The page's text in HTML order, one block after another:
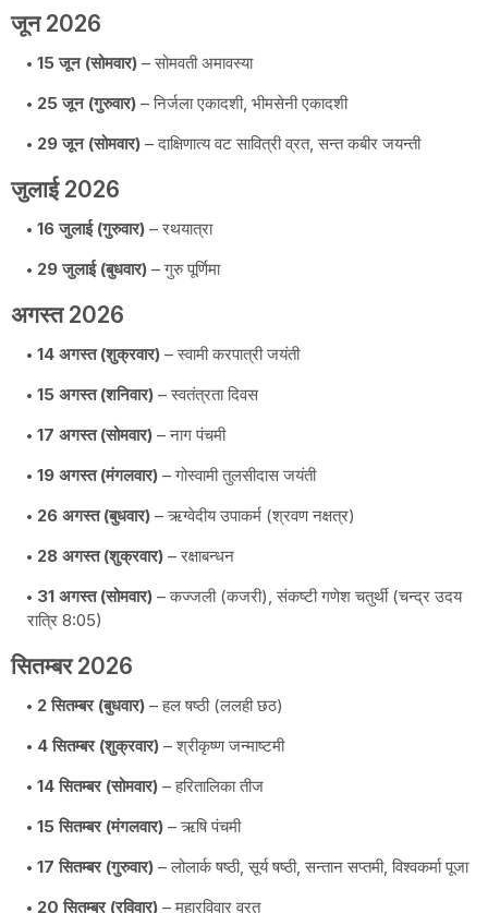
जून 2026
15 जून (सोमवार) – सोमवती अमावस्या
25 जून (गुरुवार) – निर्जला एकादशी, भीमसेनी एकादशी
29 जून (सोमवार) – दाक्षिणात्य वट सावित्री व्रत, सन्त कबीर जयन्ती
जुलाई 2026
16 जुलाई (गुरुवार) – रथयात्रा
29 जुलाई (बुधवार) – गुरु पूर्णिमा
अगस्त 2026
14 अगस्त (शुक्रवार) – स्वामी करपात्री जयंती
15 अगस्त (शनिवार) – स्वतंत्रता दिवस
17 अगस्त (सोमवार) – नाग पंचमी
19 अगस्त (मंगलवार) – गोस्वामी तुलसीदास जयंती
26 अगस्त (बुधवार) – ऋग्वेदीय उपाकर्म (श्रवण नक्षत्र)
28 अगस्त (शुक्रवार) – रक्षाबन्धन
31 अगस्त (सोमवार) – कज्जली (कजरी), संकष्टी गणेश चतुर्थी (चन्द्र उदय
रात्रि 8:05)
सितम्बर 2026
2 सितम्बर (बुधवार) – हल षष्ठी (ललही छठ)
4 सितम्बर (शुक्रवार) – श्रीकृष्ण जन्माष्टमी
14 सितम्बर (सोमवार) – हरितालिका तीज
15 सितम्बर (मंगलवार) – ऋषि पंचमी
17 सितम्बर (गुरुवार) – लोलार्क षष्ठी, सूर्य षष्ठी, सन्तान सप्तमी, विश्वकर्मा पूजा
20 सितम्बर (रविवार) – महारविवार व्रत